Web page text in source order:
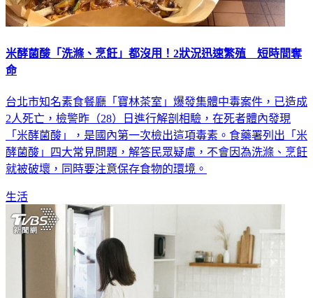
米酵菌酸「洗滌、烹飪」都沒用！2狀況迅速繁殖 短時間奪
命
台北市知名素食餐廳「寶林茶室」爆發集體中毒案件，已造成
2人死亡，檢警昨（28）日進行解剖相驗，在死者體內發現
「米酵菌酸」，是國內第一次檢出這項毒素。食藥署列出「米
酵菌酸」四大常見問題，解答民眾疑慮，不會因為洗滌、烹飪
就被破壞，同時要注意保存食物的環境。
生活